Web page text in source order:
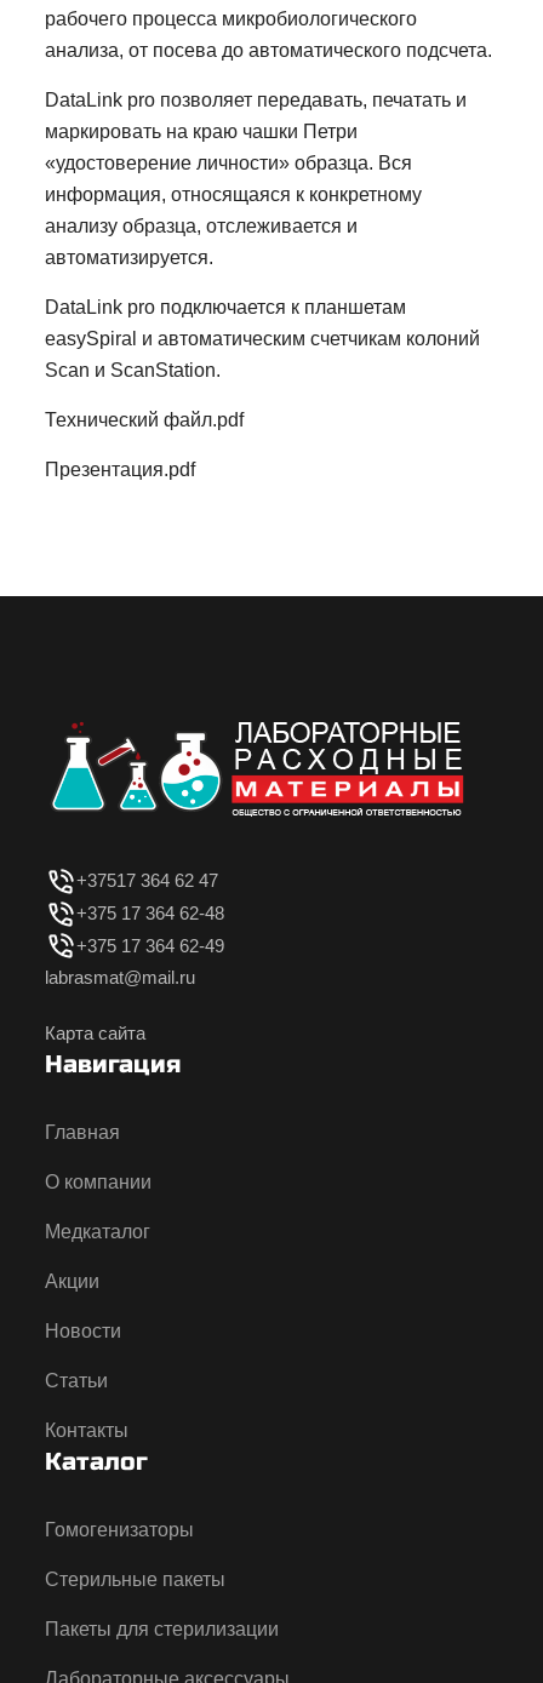
рабочего процесса микробиологического
анализа, от посева до автоматического подсчета.
DataLink pro позволяет передавать, печатать и
маркировать на краю чашки Петри
«удостоверение личности» образца. Вся
информация, относящаяся к конкретному
анализу образца, отслеживается и
автоматизируется.
DataLink pro подключается к планшетам
easySpiral и автоматическим счетчикам колоний
Scan и ScanStation.
Технический файл.pdf
Презентация.pdf
+37517 364 62 47
+375 17 364 62-48
+375 17 364 62-49
labrasmat@mail.ru
Карта сайта
Навигация
Главная
О компании
Медкаталог
Акции
Новости
Статьи
Контакты
Каталог
Гомогенизаторы
Стерильные пакеты
Пакеты для стерилизации